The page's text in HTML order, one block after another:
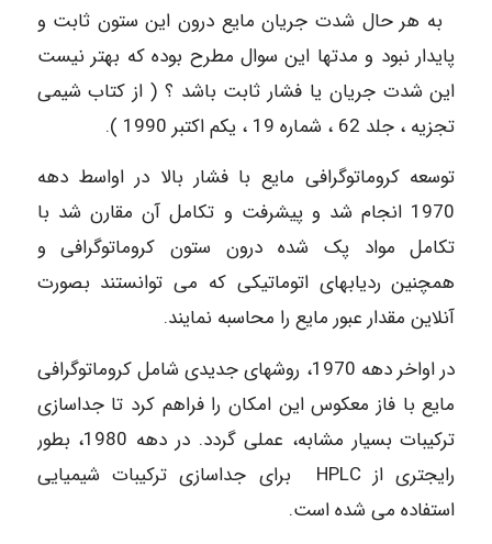
به هر حال شدت جریان مایع درون این ستون ثابت و
پایدار نبود و مدتها این سوال مطرح بوده که بهتر نیست
این شدت جریان یا فشار ثابت باشد ؟ ( از کتاب شیمی
تجزیه ، جلد 62 ، شماره 19 ، یکم اکتبر 1990 ).
توسعه کروماتوگرافی مایع با فشار بالا در اواسط دهه
1970 انجام شد و پیشرفت و تکامل آن مقارن شد با
تکامل مواد پک شده درون ستون کروماتوگرافی و
همچنین ردیابهای اتوماتیکی که می توانستند بصورت
آنلاین مقدار عبور مایع را محاسبه نمایند.
در اواخر دهه 1970، روشهای جدیدی شامل کروماتوگرافی
مایع با فاز معکوس این امکان را فراهم کرد تا جداسازی
ترکیبات بسیار مشابه، عملی گردد. در دهه 1980، بطور
رایجتری از HPLC برای جداسازی ترکیبات شیمیایی
استفاده می شده است.